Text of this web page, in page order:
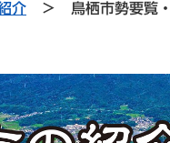
介 > 鳥栖市勢要覧